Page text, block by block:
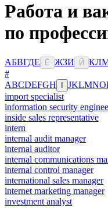
Работа и
по
АБВГДЕ Ё ЖЗИ Й КЛ
#
ABCDEFGH JKLMNO
import specialist
information security
inside sales representative
intern
internal audit manager
internal auditor
internal communications
internal control manager
international sales manager
internet marketing manager
investment analyst